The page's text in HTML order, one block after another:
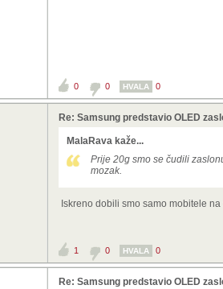
0 0 HVALA 0
Re: Samsung predstavio OLED
MalaRava kaže...
Prije 20g smo se čudili
mozak.
Iskreno dobili smo samo mobitele
1 0 HVALA 0
Re: Samsung predstavio OLED